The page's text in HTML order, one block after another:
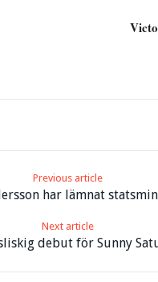
Previous article
har lämnat
Next article
debut för Sunny